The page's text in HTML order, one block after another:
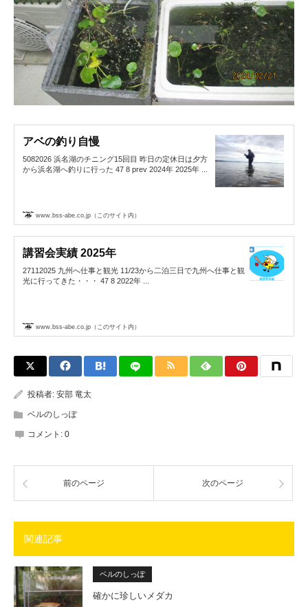
アベの釣り自慢
5082026 浜名湖のチニング15回目 昨日の定休日は夕方
から浜名湖へ釣りに行った 47 8 prev 2024年 2025年 ...
www.bss-abe.co.jp（このサイト内）
講習会実績 2025年
27112025 九州へ仕事と観光 11/23から二泊三日で九州へ仕事と観
光に行ってきた・・・ 47 8 2022年 ...
www.bss-abe.co.jp（このサイト内）
投稿者: 安部 竜太
ベルのしっぽ
コメント: 0
前のページ 次のページ
関連記事
ベルのしっぽ
確かに珍しいメダカ